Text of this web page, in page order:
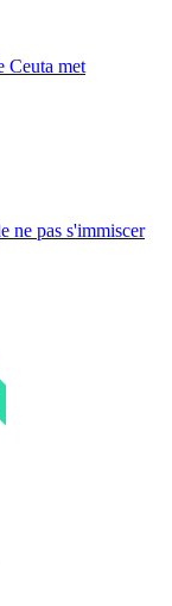
Ceuta met
ne pas s'immiscer